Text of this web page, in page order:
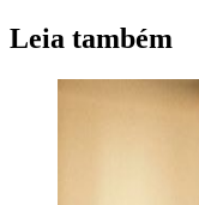
Leia também